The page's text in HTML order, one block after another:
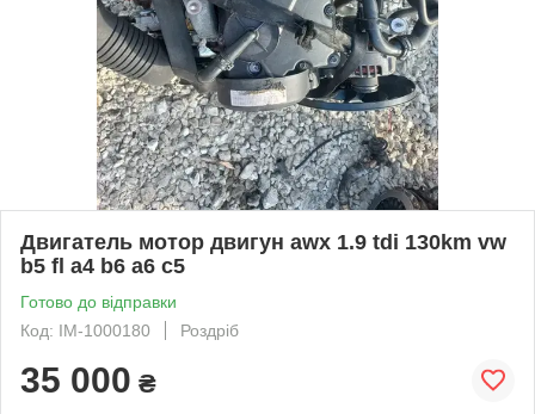
Двигатель мотор двигун awx 1.9 tdi 130km vw
b5 fl a4 b6 a6 c5
Готово до відправки
Код: IM-1000180
Роздріб
35 000 ₴